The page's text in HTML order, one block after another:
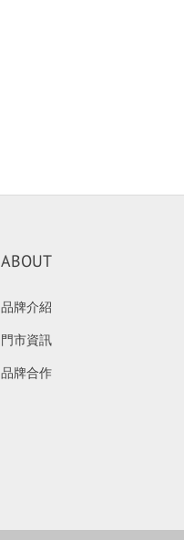
ABOUT
品牌介紹
門市資訊
品牌合作